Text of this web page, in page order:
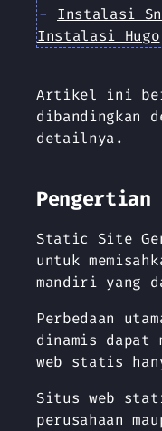
Instalasi
Instalasi Hugo
Artikel ini
dibandingkan
detailnya.
Static Site
untuk
mandiri yang
Perbedaan
dinamis
web statis
Situs web
perusahaan